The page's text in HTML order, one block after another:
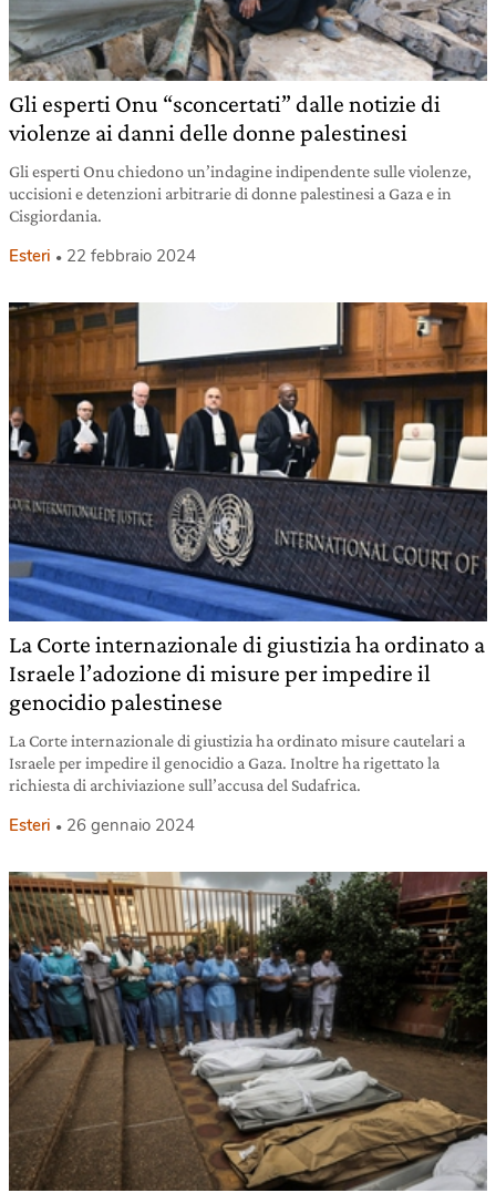
Gli esperti Onu “sconcertati” dalle notizie di
violenze ai danni delle donne palestinesi
Gli esperti Onu chiedono un’indagine indipendente sulle violenze,
uccisioni e detenzioni arbitrarie di donne palestinesi a Gaza e in
Cisgiordania.
Esteri 22 febbraio 2024
La Corte internazionale di giustizia ha ordinato a
Israele l’adozione di misure per impedire il
genocidio palestinese
La Corte internazionale di giustizia ha ordinato misure cautelari a
Israele per impedire il genocidio a Gaza. Inoltre ha rigettato la
richiesta di archiviazione sull’accusa del Sudafrica.
Esteri 26 gennaio 2024